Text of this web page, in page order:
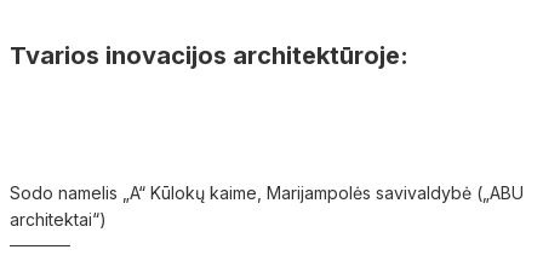
Tvarios inovacijos architektūroje:
Sodo namelis „A“ Kūlokų kaime, Marijampolės savivaldybė („ABU
architektai“)